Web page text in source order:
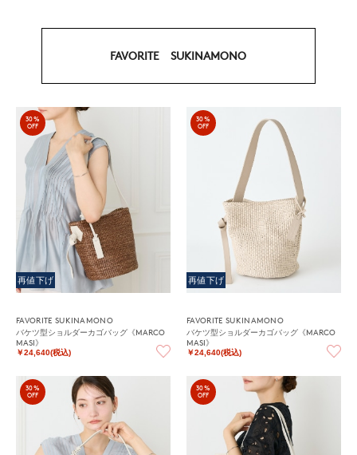
FAVORITE SUKINAMONO
30%
OFF
再値下げ
FAVORITE SUKINAMONO
バケツ型ショルダーカゴバッグ《MARCO
MASI》
￥24,640(税込)
30%
OFF
再値下げ
FAVORITE SUKINAMONO
バケツ型ショルダーカゴバッグ《MARCO
MASI》
￥24,640(税込)
30%
OFF
30%
OFF